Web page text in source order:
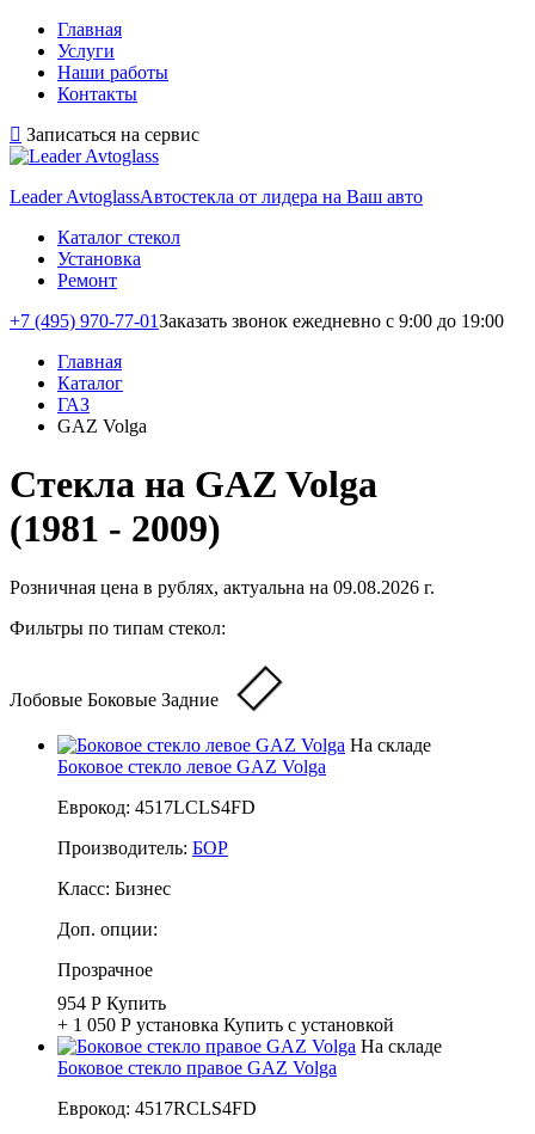
Главная
Услуги
Наши работы
Контакты
Записаться на сервис
Leader AvtoglassАвтостекла от лидера на Ваш авто
Каталог стекол
Установка
Ремонт
+7 (495) 970-77-01Заказать звонок ежедневно с 9:00 до 19:00
Главная
Каталог
ГАЗ
GAZ Volga
Стекла на GAZ Volga
(1981 - 2009)
Розничная цена в рублях, актуальна на 09.08.2026 г.
Фильтры по типам стекол:
Лобовые Боковые Задние
На складе
Боковое стекло левое GAZ Volga
Еврокод: 4517LCLS4FD
Производитель: БОР
Класс: Бизнес
Доп. опции:
Прозрачное
954 Р Купить
+ 1 050 Р установка Купить с установкой
На складе
Боковое стекло правое GAZ Volga
Еврокод: 4517RCLS4FD